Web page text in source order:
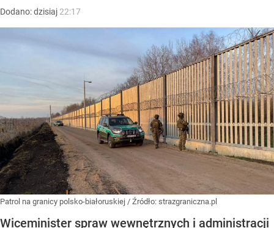
Dodano:dzisiaj 22:17
Patrol na granicy polsko-białoruskiej / Źródło: strazgraniczna.pl
Wiceminister spraw wewnętrznych i administracji